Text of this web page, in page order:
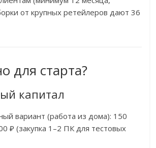
от крупных ретейлеров дают 36
для старта?
капитал
вариант (работа из дома): 150
₽ (закупка 1–2 ПК для тестовых